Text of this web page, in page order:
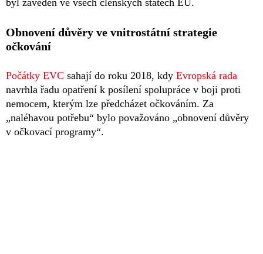
Obnovení důvěry ve vnitrostátní strategie
očkování
Počátky EVC sahají do roku 2018, kdy Evropská rada
navrhla řadu opatření k posílení spolupráce v boji proti
nemocem, kterým lze předcházet očkováním. Za
„naléhavou potřebu“ bylo považováno „obnovení důvěry
v očkovací programy“.